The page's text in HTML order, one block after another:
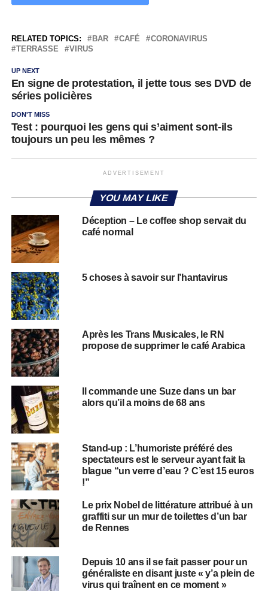
RELATED TOPICS: BAR CAFÉ
CORONAVIRUS
TERRASSE
VIRUS
UP NEXT
En signe de protestation, il jette tous ses DVD de
séries policières
DON'T MISS
Test : pourquoi les gens qui s’aiment sont-ils
toujours un peu les mêmes ?
ADVERTISEMENT
YOU MAY LIKE
Déception – Le coffee shop servait du
café normal
5 choses à savoir sur l’hantavirus
Après les Trans Musicales, le RN
propose de supprimer le café Arabica
Il commande une Suze dans un bar
alors qu’il a moins de 68 ans
Stand-up : L’humoriste préféré des
spectateurs est le serveur ayant fait la
blague “un verre d’eau ? C’est 15 euros
!”
Le prix Nobel de littérature attribué à un
graffiti sur un mur de toilettes d’un bar
de Rennes
Depuis 10 ans il se fait passer pour un
généraliste en disant juste « y’a plein de
virus qui traînent en ce moment »